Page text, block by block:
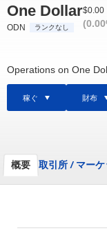
One Dollar
ODN ランクなし
$0.00
Operations on One
稼ぐ 財布
概要 取引所 /マーケ